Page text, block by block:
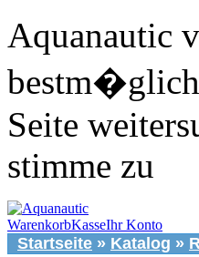
Aquanautic
Seite
stimme zu
WarenkorbKasseIhr Konto
Startseite » Katalog »